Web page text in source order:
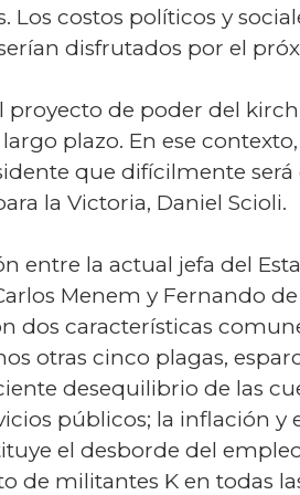
costos políticos y
disfrutados por el
proyecto de poder del
plazo. En ese
que difícilmente
la Victoria, Daniel Scioli.
entre la actual jefa del
Menem y Fernando
dos características
otras cinco plagas,
desequilibrio de las
públicos; la inflación
el desborde del
de militantes K en todas